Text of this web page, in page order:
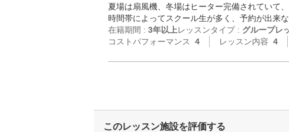
夏場は扇風機、冬場はヒーター完備されていて
時間帯によってスクール生が多く、予約が出来
在籍期間 : 3年以上レッスンタイプ : グループレ
コストパフォーマンス
4 レッスン内容 4
このレッスン施設を評価する